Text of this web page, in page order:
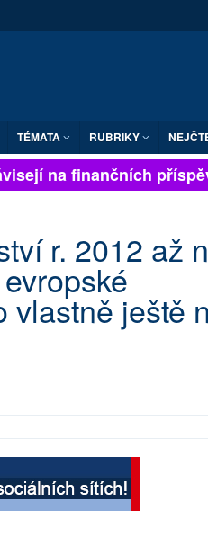
TÉMATA RUBRIKY
na finančních
r. 2012 až
vlastně ještě